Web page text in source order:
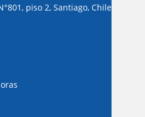
piso 2, Santiago, Chile